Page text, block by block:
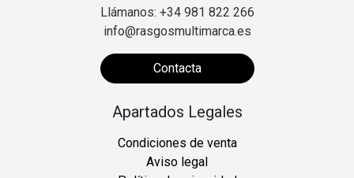
Llámanos: +34 981 822 266
info@rasgosmultimarca.es
Contacta
Apartados Legales
Condiciones de venta
Aviso legal